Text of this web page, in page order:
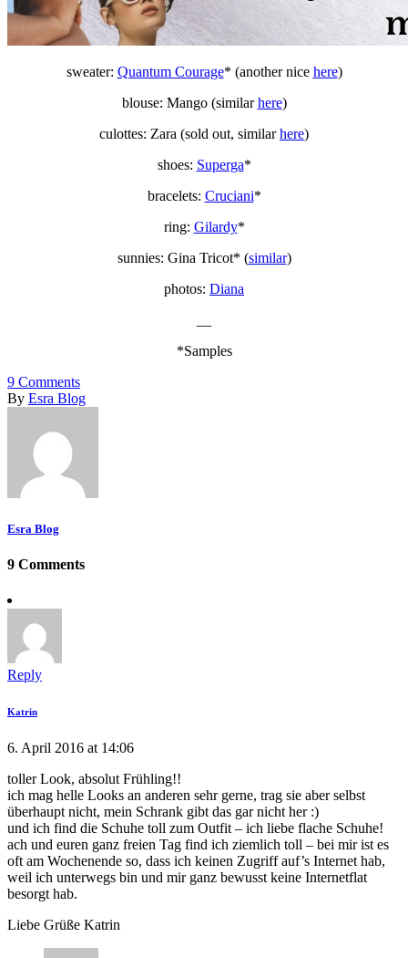
sweater: Quantum Courage* (another nice here)
blouse: Mango (similarhere)
culottes: Zara (sold out, similarhere)
shoes: Superga*
bracelets: Cruciani*
ring: Gilardy*
sunnies: Gina Tricot* (similar)
photos: Diana
*Samples
9 Comments
By Esra Blog
Esra Blog
9 Comments
Reply
Katrin
6. April 2016 at 14:06
toller Look, absolut Frühling!!
ich mag helle Looks an anderen sehr gerne, trag sie aber selbst
überhaupt nicht, mein Schrank gibt das gar nicht her :)
und ich find die Schuhe toll zum Outfit – ich liebe flache Schuhe!
ach und euren ganz freien Tag find ich ziemlich toll – bei mir ist es
oft am Wochenende so, dass ich keinen Zugriff auf’s Internet hab,
weil ich unterwegs bin und mir ganz bewusst keine Internetflat
besorgt hab.
Liebe Grüße Katrin